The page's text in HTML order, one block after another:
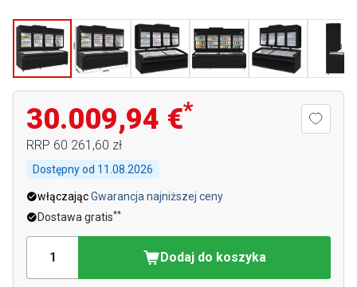
30.009,94 €*
RRP 60 261,60 zł
Dostępny od 11.08.2026
włączającGwarancja najniższej ceny
Dostawa gratis**
Dodaj do koszyka